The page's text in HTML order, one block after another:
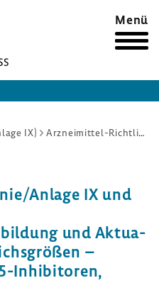
Menü
IX)
Arzneimittel-Richtlinie/Anlage IX und X: Festbetragsgruppenbildung und Aktualisierung von Vergleichsgrößen – Phosphodiesterase-5-Inhibitoren, Gruppe 1, in Stufe 2
Anlage IX und
und Aktua­
–
Inhibitoren,